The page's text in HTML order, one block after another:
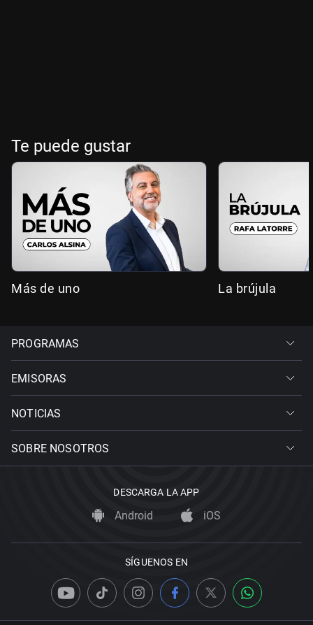
Te puede gustar
Más de uno La brújula
PROGRAMAS
EMISORAS
NOTICIAS
SOBRE NOSOTROS
DESCARGA LA APP
Android iOS
SÍGUENOS EN